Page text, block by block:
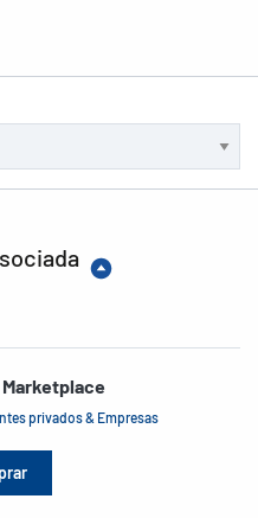
Marketplace
privados & Empresas